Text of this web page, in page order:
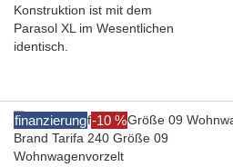
Konstruktion ist mit dem
Parasol XL im Wesentlichen
identisch.
finanzierung -10 %
Brand Tarifa 240 Größe 09
Wohnwagenvorzelt